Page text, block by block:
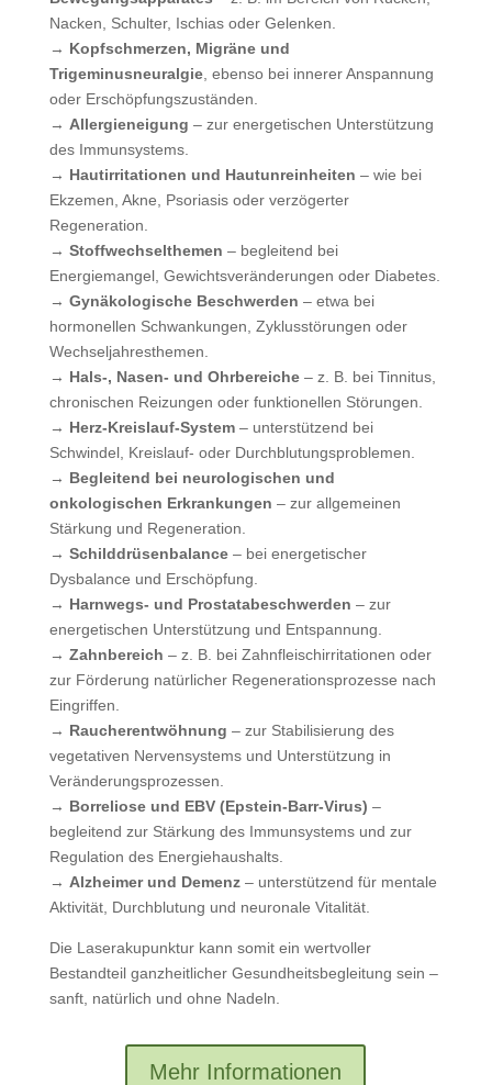
Nacken, Schulter, Ischias oder Gelenken.
→ Kopfschmerzen, Migräne und
Trigeminusneuralgie, ebenso bei innerer Anspannung
oder Erschöpfungszuständen.
→ Allergieneigung – zur energetischen Unterstützung
des Immunsystems.
→ Hautirritationen und Hautunreinheiten – wie bei
Ekzemen, Akne, Psoriasis oder verzögerter
Regeneration.
→ Stoffwechselthemen – begleitend bei
Energiemangel, Gewichtsveränderungen oder Diabetes.
→ Gynäkologische Beschwerden – etwa bei
hormonellen Schwankungen, Zyklusstörungen oder
Wechseljahresthemen.
→ Hals-, Nasen- und Ohrbereiche– z. B. bei Tinnitus,
chronischen Reizungen oder funktionellen Störungen.
→ Herz-Kreislauf-System– unterstützend bei
Schwindel, Kreislauf- oder Durchblutungsproblemen.
→ Begleitend bei neurologischen und
onkologischen Erkrankungen – zur allgemeinen
Stärkung und Regeneration.
→ Schilddrüsenbalance– bei energetischer
Dysbalance und Erschöpfung.
→ Harnwegs- und Prostatabeschwerden – zur
energetischen Unterstützung und Entspannung.
→ Zahnbereich – z. B. bei Zahnfleischirritationen oder
zur Förderung natürlicher Regenerationsprozesse nach
Eingriffen.
→ Raucherentwöhnung – zur Stabilisierung des
vegetativen Nervensystems und Unterstützung in
Veränderungsprozessen.
→ Borreliose und EBV (Epstein-Barr-Virus) –
begleitend zur Stärkung des Immunsystems und zur
Regulation des Energiehaushalts.
→ Alzheimer und Demenz– unterstützend für mentale
Aktivität, Durchblutung und neuronale Vitalität.
Die Laserakupunktur kann somit ein wertvoller
Bestandteil ganzheitlicher Gesundheitsbegleitung sein –
sanft, natürlich und ohne Nadeln.
Mehr Informationen